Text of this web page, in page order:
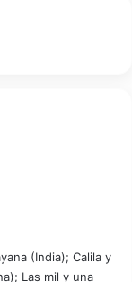
(India); Calila y
Las mil y una